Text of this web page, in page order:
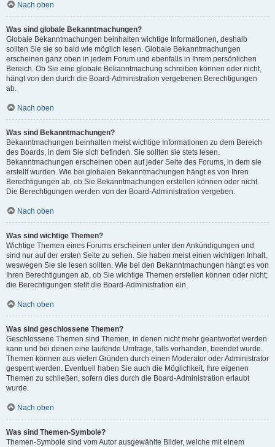
Nach oben
Was sind globale Bekanntmachungen?
Globale Bekanntmachungen beinhalten wichtige Informationen, deshalb
sollten Sie sie so bald wie möglich lesen. Globale Bekanntmachungen
erscheinen ganz oben in jedem Forum und ebenfalls in Ihrem persönlichen
Bereich. Ob Sie eine globale Bekanntmachung schreiben können oder nicht,
hängt von den durch die Board-Administration vergebenen Berechtigungen
ab.
Nach oben
Was sind Bekanntmachungen?
Bekanntmachungen beinhalten meist wichtige Informationen zu dem Bereich
des Boards, in dem Sie sich befinden. Sie sollten sie stets lesen.
Bekanntmachungen erscheinen oben auf jeder Seite des Forums, in dem sie
erstellt wurden. Wie bei globalen Bekanntmachungen hängt es von Ihren
Berechtigungen ab, ob Sie Bekanntmachungen erstellen können oder nicht.
Die Berechtigungen werden von der Board-Administration vergeben.
Nach oben
Was sind wichtige Themen?
Wichtige Themen eines Forums erscheinen unter den Ankündigungen und
sind nur auf der ersten Seite zu sehen. Sie haben meist einen wichtigen Inhalt,
weswegen Sie sie lesen sollten. Wie bei den Bekanntmachungen hängt es von
Ihren Berechtigungen ab, ob Sie wichtige Themen erstellen können oder nicht;
die Berechtigungen stellt die Board-Administration ein.
Nach oben
Was sind geschlossene Themen?
Geschlossene Themen sind Themen, in denen nicht mehr geantwortet werden
kann und bei denen eine laufende Umfrage, falls vorhanden, beendet wurde.
Themen können aus vielen Gründen durch einen Moderator oder Administrator
gesperrt werden. Eventuell haben Sie auch die Möglichkeit, Ihre eigenen
Themen zu schließen, sofern dies durch die Board-Administration erlaubt
wurde.
Nach oben
Was sind Themen-Symbole?
Themen-Symbole sind vom Autor ausgewählte Bilder, welche mit einem